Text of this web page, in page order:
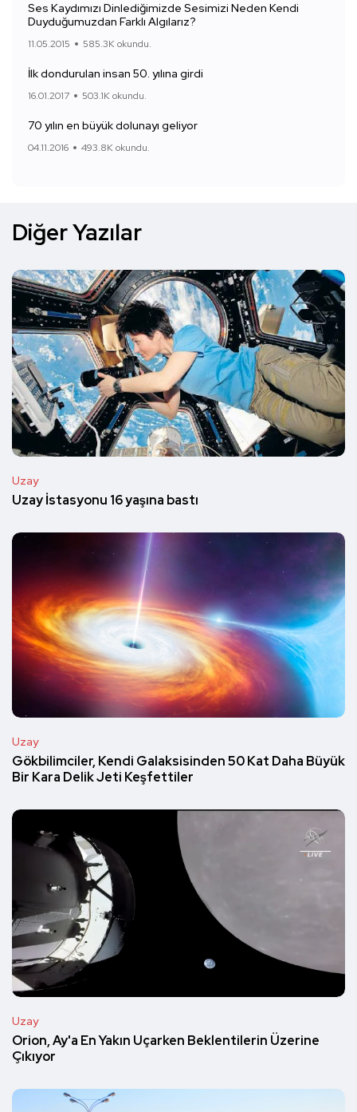
Ses Kaydımızı Dinlediğimizde Sesimizi Neden Kendi
Duyduğumuzdan Farklı Algılarız?
11.05.2015 585.3K okundu.
İlk dondurulan insan 50. yılına girdi
16.01.2017 503.1K okundu.
70 yılın en büyük dolunayı geliyor
04.11.2016 493.8K okundu.
Diğer Yazılar
Uzay
Uzay İstasyonu 16 yaşına bastı
Uzay
Gökbilimciler, Kendi Galaksisinden 50 Kat Daha Büyük
Bir Kara Delik Jeti Keşfettiler
Uzay
Orion, Ay'a En Yakın Uçarken Beklentilerin Üzerine
Çıkıyor